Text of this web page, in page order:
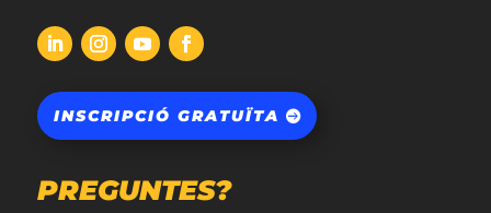
INSCRIPCIÓ GRATUÏTA
PREGUNTES?